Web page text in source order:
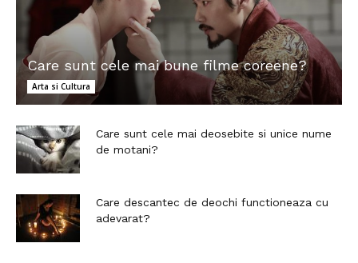
Care sunt cele mai bune filme coreene?
Arta si Cultura
Care sunt cele mai deosebite si unice nume
de motani?
Care descantec de deochi functioneaza cu
adevarat?